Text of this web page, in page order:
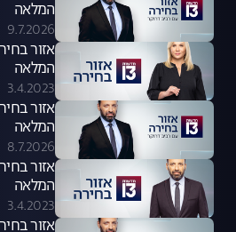
המלאה
9.7.2026
המלאה
3.4.2023
המלאה
8.7.2026
המלאה
3.4.2023